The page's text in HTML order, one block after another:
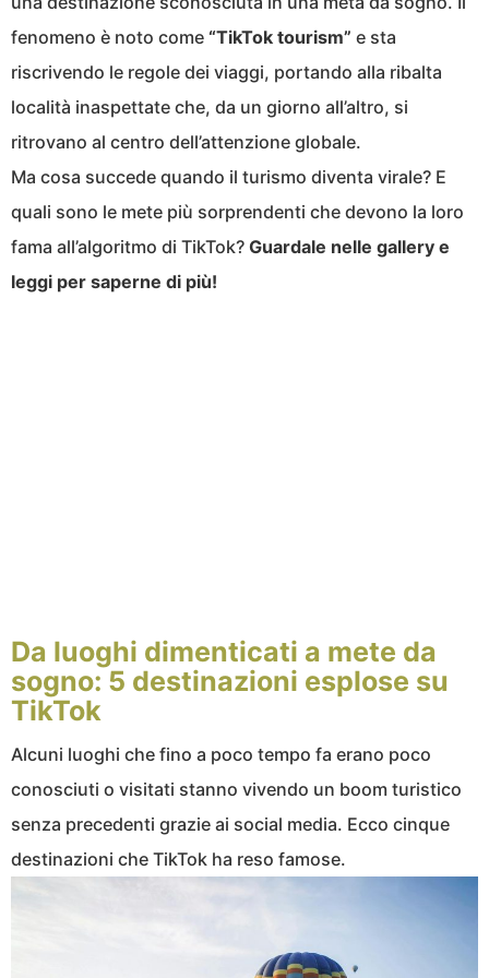
fenomeno è noto come “TikTok tourism” e sta
riscrivendo le regole dei viaggi, portando alla ribalta
località inaspettate che, da un giorno all’altro, si
ritrovano al centro dell’attenzione globale.
Ma cosa succede quando il turismo diventa virale? E
quali sono le mete più sorprendenti che devono la loro
fama all’algoritmo di TikTok? Guardale nelle gallery e
leggi per saperne di più!
Da luoghi dimenticati a mete da
sogno: 5 destinazioni esplose su
TikTok
Alcuni luoghi che fino a poco tempo fa erano poco
conosciuti o visitati stanno vivendo un boom turistico
senza precedenti grazie ai social media. Ecco cinque
destinazioni che TikTok ha reso famose.